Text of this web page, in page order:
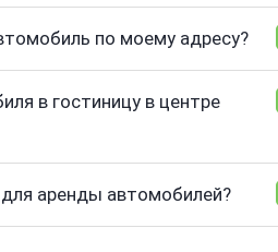
по моему адресу?
в гостиницу в центре
аренды автомобилей?